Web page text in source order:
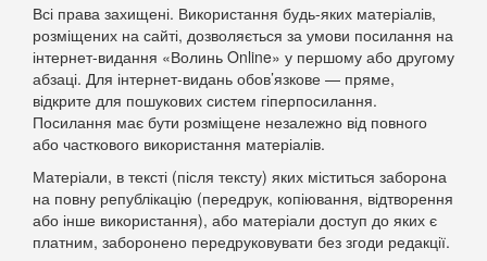
Всі права захищені. Використання будь-яких матеріалів,
розміщених на сайті, дозволяється за умови посилання на
інтернет-видання «Волинь Online» у першому або другому
абзаці. Для інтернет-видань обов’язкове — пряме,
відкрите для пошукових систем гіперпосилання.
Посилання має бути розміщене незалежно від повного
або часткового використання матеріалів.
Матеріали, в тексті (після тексту) яких міститься заборона
на повну републікацію (передрук, копіювання, відтворення
або інше використання), або матеріали доступ до яких є
платним, заборонено передруковувати без згоди редакції.